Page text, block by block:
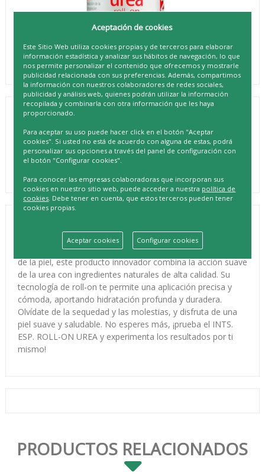
INSTITUTO ESPAÑOL DESODORANTE
ROLL-ON UREA 75ML
REF. 8411047108635
¡Descubre el revolucionario INTS. ESP. ROLL-ON UREA!
Diseñado para brindarte una experiencia única en cuidado
de la piel, este producto innovador combina la acción suave
de la urea con ingredientes naturales de alta calidad. Su
tecnología de roll-on te permite una aplicación precisa y
cómoda, aportando hidratación profunda y duradera.
Olvídate de la sequedad y las molestias, y disfruta de una
piel suave y saludable. No esperes más, ¡prueba el INTS.
ESP. ROLL-ON UREA y experimenta los resultados por ti
mismo!
PRODUCTOS RELACIONADOS
Aceptación de cookies
Este Sitio Web utiliza cookies propias y de terceros para elaborar
información estadística y analizar sus hábitos de navegación, lo que
nos permite personalizar el contenido que ofrecemos y mostrarle
publicidad relacionada con sus preferencias. Además, compartimos
la información con nuestros colaboradores de redes sociales,
publicidad y análisis web, quienes podrán utilizar la información
recopilada y combinarla con otra información que les haya
proporcionado.
Para aceptar su uso puede hacer click en el botón "Aceptar
cookies". Si usted no está de acuerdo con alguna de estas, podrá
personalizar sus opciones a través del panel de configuración con
el botón "Configurar cookies".
Para conocer las empresas colaboradoras que incorporan sus
cookies en nuestro sitio web, puede acceder a nuestra política de
cookies . Debe tener en cuenta, que estos terceros pueden tener
cookies propias.
Aceptar cookies Configurar cookies